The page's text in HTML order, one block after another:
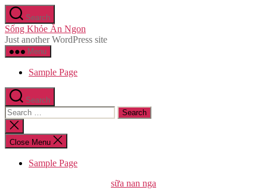
Skip
to
the
content
Search
Sống Khỏe Ăn Ngon
Just another WordPress site
Menu
Sample Page
Search
Search
for:
Close
search
Close Menu
Sample Page
Categories
sữa nan nga